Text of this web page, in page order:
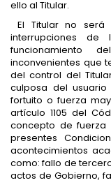
ello al Titular.
El Titular no
interrupciones de
funcionamiento
inconvenientes que
del control del
culposa del
fortuito o fuerza
artículo 1105 del
concepto de
presentes
acontecimientos
como: fallo de
actos de Gobierno,